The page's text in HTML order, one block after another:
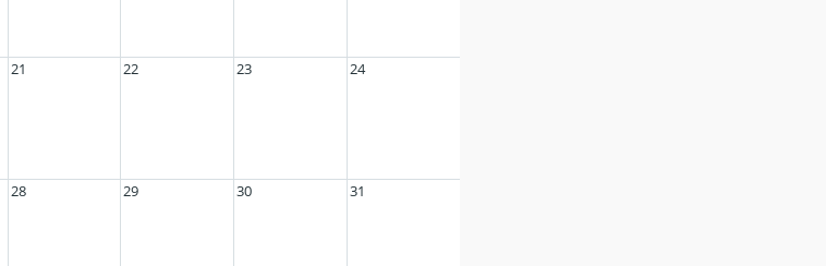
21 22 23 24
28 29 30 31